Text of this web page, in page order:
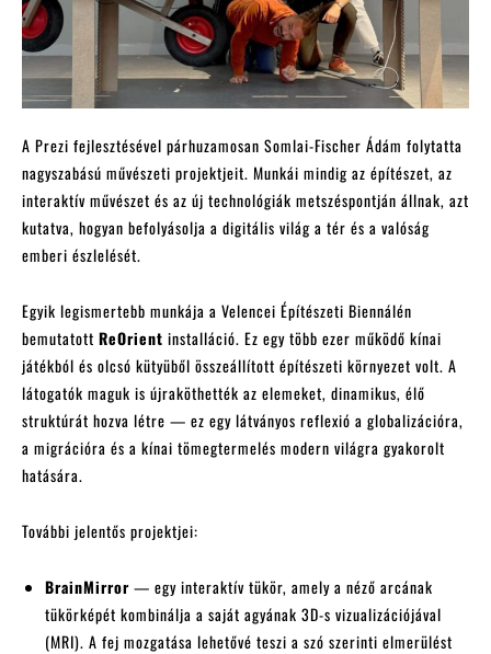
A Prezi fejlesztésével párhuzamosan Somlai-Fischer Ádám folytatta
nagyszabású művészeti projektjeit. Munkái mindig az építészet, az
interaktív művészet és az új technológiák metszéspontján állnak, azt
kutatva, hogyan befolyásolja a digitális világ a tér és a valóság
emberi észlelését.
Egyik legismertebb munkája a Velencei Építészeti Biennálén
bemutatott ReOrient installáció. Ez egy több ezer működő kínai
játékból és olcsó kütyüből összeállított építészeti környezet volt. A
látogatók maguk is újraköthették az elemeket, dinamikus, élő
struktúrát hozva létre — ez egy látványos reflexió a globalizációra,
a migrációra és a kínai tömegtermelés modern világra gyakorolt
hatására.
További jelentős projektjei:
BrainMirror— egy interaktív tükör, amely a néző arcának
tükörképét kombinálja a saját agyának 3D-s vizualizációjával
(MRI). A fej mozgatása lehetővé teszi a szó szerinti elmerülést